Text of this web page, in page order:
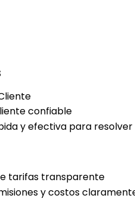
confiable
y efectiva para resolver
tarifas transparente
y costos